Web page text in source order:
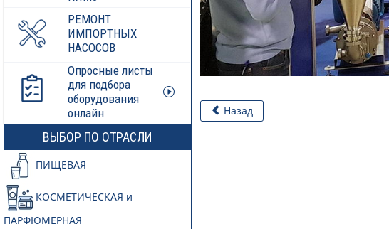
РЕМОНТ
ИМПОРТНЫХ
НАСОСОВ
Опросные листы
для подбора
оборудования
онлайн
ВЫБОР ПО ОТРАСЛИ
ПИЩЕВАЯ
КОСМЕТИЧЕСКАЯ и
ПАРФЮМЕРНАЯ
Назад